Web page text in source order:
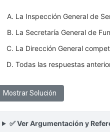
La Inspección General de
La Secretaría General de
La Dirección General
Todas las respuestas
Mostrar Solución
✅ Ver Argumentación y